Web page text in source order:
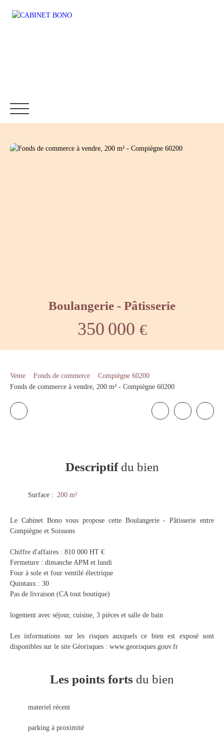
Boulangerie - Pâtisserie
350 000 €
Vente Fonds de commerce
Compiègne 60200
Fonds de commerce à vendre, 200 m² - Compiègne 60200
Descriptifdu bien
Surface : 200 m²
Le Cabinet Bono vous propose cette Boulangerie - Pâtisserie entre
Compiègne et Soissons
Chiffre d'affaires : 810 000 HT €
Fermeture : dimanche APM et lundi
Four à sole et four ventilé électrique
Quintaux : 30
Pas de livraison (CA tout boutique)
logement avec séjour, cuisine, 3 pièces et salle de bain
Les informations sur les risques auxquels ce bien est exposé sont
disponibles sur le site Géorisques : www.georisques.gouv.fr
Les points forts du bien
materiel récent
parking à proximité